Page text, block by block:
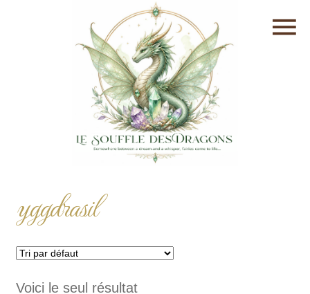
yggdrasil
Voici le seul résultat